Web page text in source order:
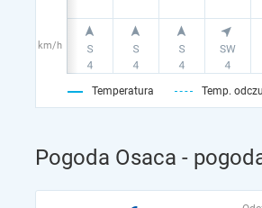
km/h
Temperatura Temp.
Pogoda Osaca -